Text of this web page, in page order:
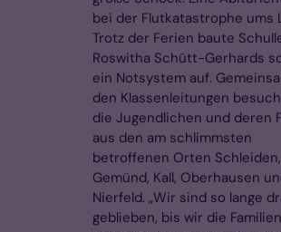
bei der Flutkatastrophe ums
Trotz der Ferien baute
Roswitha Schütt-Gerhards
ein Notsystem auf.
den Klassenleitungen
die Jugendlichen und deren
aus den am schlimmsten
betroffenen Orten Schleiden,
Gemünd, Kall, Oberhausen
Nierfeld. „Wir sind so lange
geblieben, bis wir die Familien